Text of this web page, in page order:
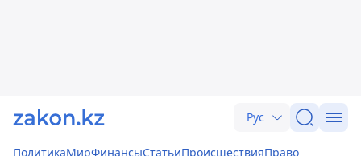
Рус
ПолитикаМирФинансыСтатьиПроисшествияПраво